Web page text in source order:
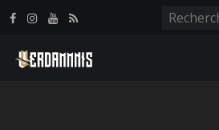
Panneau de gestion des cookies